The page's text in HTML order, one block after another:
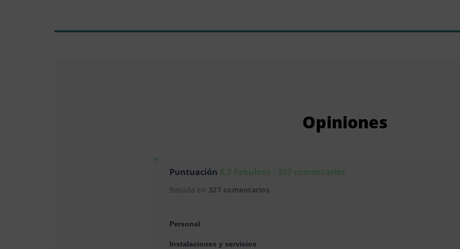
Opiniones
Puntuación 8,7 Fabuloso · 327 comentarios
Basada en 327 comentarios
Personal
Instalaciones y servicios